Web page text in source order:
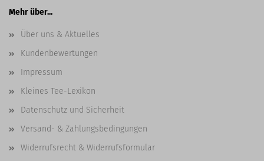
Mehr über...
Über uns & Aktuelles
Kundenbewertungen
Impressum
Kleines Tee-Lexikon
Datenschutz und Sicherheit
Versand- & Zahlungsbedingungen
Widerrufsrecht & Widerrufsformular